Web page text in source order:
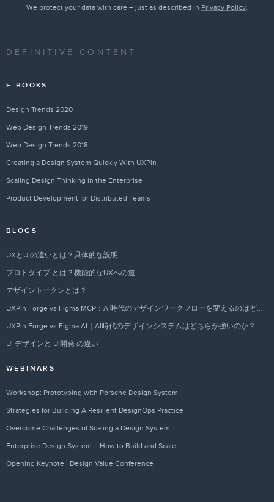
We protect your data with care – just as described in Privacy Policy.
DEFINITIVE CONTENT
E-BOOKS
Design Trends 2020
Web Design Trends 2019
Web Design Trends 2018
Creating a Design System Quickly With UXPin
Scaling Design Thinking in the Enterprise
Product Development for Distributed Teams
BLOGS
UXとUIの違いとは？具体的な説明
プロトタイプ とは？機能的なUXへの道
デザイントークンとは？
UXPin Forge vs Figma MCP：AI時代のデザインワークフローを変えるのはどちらか？
UXPin Forge vs Figma AI｜AI時代のデザインシステムはどちらが強いのか？
UI デザインと UI開発 の違い
WEBINARS
Workshop: Prototyping with Porsche Design System
Strategies for Building A Resilient DesignOps Practice
Overcome Challenges of Scaling a Design System
Enterprise Design System – How to Build and Scale
Opening Keynote | Design Value Conference